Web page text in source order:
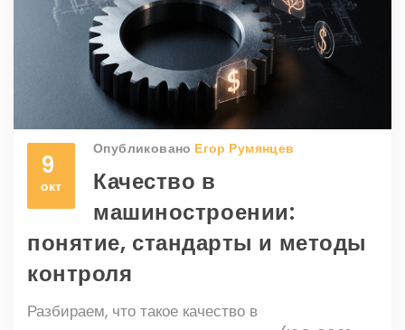
9
окт
Опубликовано Егор Румянцев
Качество в
машиностроении:
понятие, стандарты и методы
контроля
Разбираем, что такое качество в